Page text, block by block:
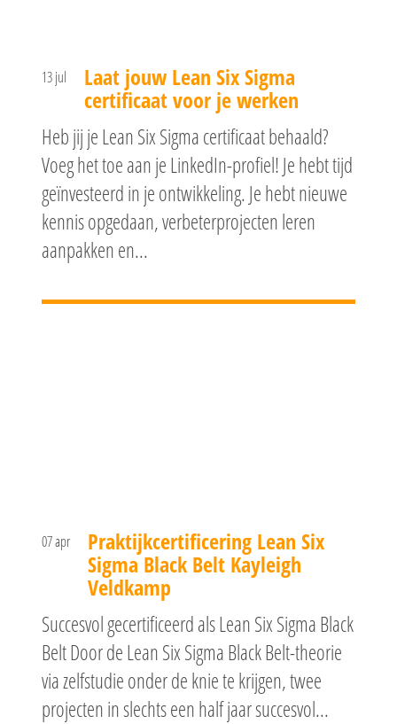
13 jul Laat jouw Lean Six Sigma
certificaat voor je werken
Heb jij je Lean Six Sigma certificaat behaald?
Voeg het toe aan je LinkedIn-profiel! Je hebt tijd
geïnvesteerd in je ontwikkeling. Je hebt nieuwe
kennis opgedaan, verbeterprojecten leren
aanpakken en...
07 apr Praktijkcertificering Lean Six
Sigma Black Belt Kayleigh
Veldkamp
Succesvol gecertificeerd als Lean Six Sigma Black
Belt Door de Lean Six Sigma Black Belt-theorie
via zelfstudie onder de knie te krijgen, twee
projecten in slechts een half jaar succesvol...